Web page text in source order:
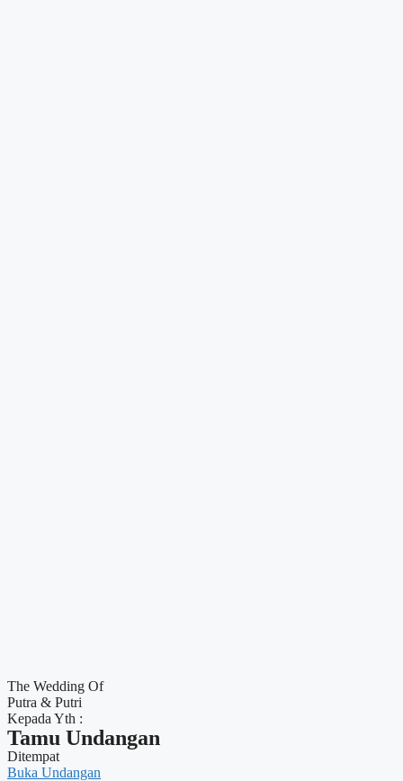
The Wedding Of
Putra & Putri
Kepada Yth :
Tamu Undangan
Ditempat
Buka Undangan